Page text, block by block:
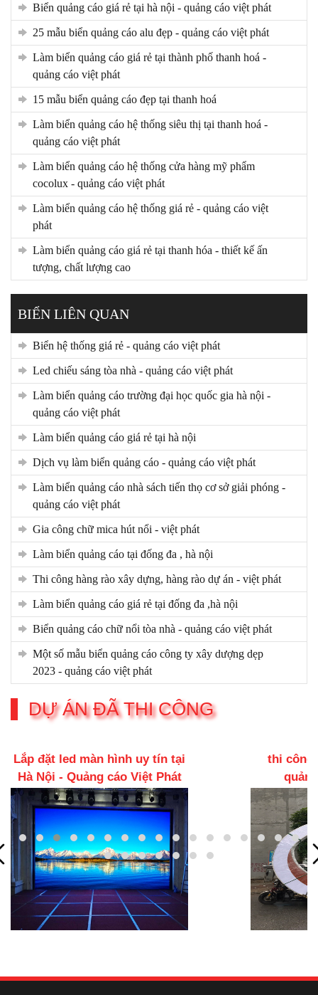
biển quảng cáo giá rẻ tại hà nội - quảng cáo việt phát
25 mẫu biển quảng cáo alu đẹp - quảng cáo việt phát
làm biển quảng cáo giá rẻ tại thành phố thanh hoá -
quảng cáo việt phát
15 mẫu biển quảng cáo đẹp tại thanh hoá
làm biển quảng cáo hệ thống siêu thị tại thanh hoá -
quảng cáo việt phát
làm biển quảng cáo hệ thống cửa hàng mỹ phẩm
cocolux - quảng cáo việt phát
làm biển quảng cáo hệ thống giá rẻ - quảng cáo việt
phát
làm biển quảng cáo giá rẻ tại thanh hóa - thiết kế ấn
tượng, chất lượng cao
BIỂN LIÊN QUAN
biển hệ thống giá rẻ - quảng cáo việt phát
led chiếu sáng tòa nhà - quảng cáo việt phát
làm biển quảng cáo trường đại học quốc gia hà nội -
quảng cáo việt phát
làm biển quảng cáo giá rẻ tại hà nội
dịch vụ làm biển quảng cáo - quảng cáo việt phát
làm biển quảng cáo nhà sách tiến thọ cơ sở giải phóng -
quảng cáo việt phát
gia công chữ mica hút nổi - việt phát
làm biển quảng cáo tại đống đa , hà nội
thi công hàng rào xây dựng, hàng rào dự án - việt phát
làm biển quảng cáo giá rẻ tại đống đa ,hà nội
biển quảng cáo chữ nổi tòa nhà - quảng cáo việt phát
một số mẫu biển quảng cáo công ty xây dượng dẹp
2023 - quảng cáo việt phát
DỰ ÁN ĐÃ THI CÔNG
thi công biển quảng cáo -
quảng cáo việt phát
Led